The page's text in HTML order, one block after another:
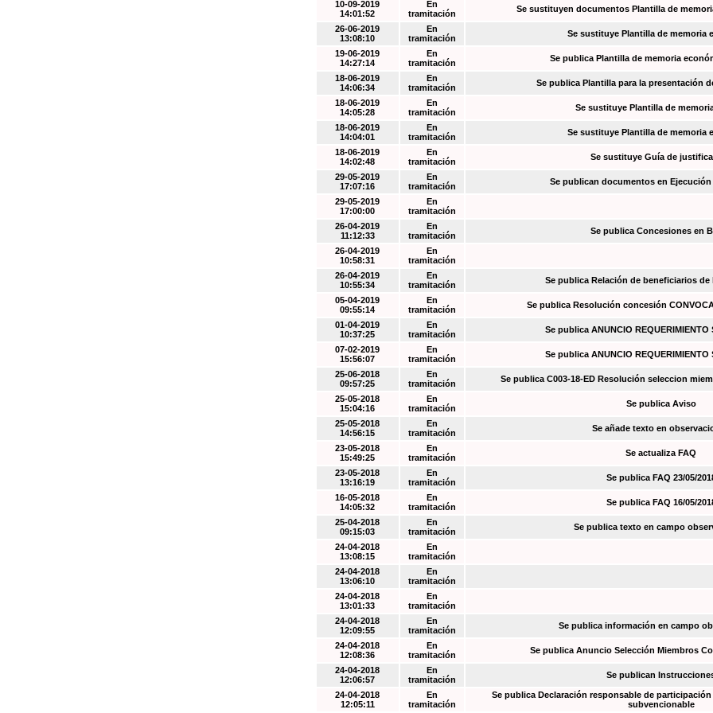
10-09-2019
14:01:52
En
tramitación
Se sustituyen documentos Plantilla de
26-06-2019
13:08:10
En
tramitación
Se sustituye Plantilla de memoria
19-06-2019
14:27:14
En
tramitación
Se publica Plantilla de memoria
18-06-2019
14:06:34
En
tramitación
Se publica Plantilla para la presentación
18-06-2019
14:05:28
En
tramitación
Se sustituye Plantilla de
18-06-2019
14:04:01
En
tramitación
Se sustituye Plantilla de memoria
18-06-2019
14:02:48
En
tramitación
Se sustituye Guía de
29-05-2019
17:07:16
En
tramitación
Se publican documentos en
29-05-2019
17:00:00
En
tramitación
26-04-2019
11:12:33
En
tramitación
Se publica Concesiones en
26-04-2019
10:58:31
En
tramitación
26-04-2019
10:55:34
En
tramitación
Se publica Relación de beneficiarios
05-04-2019
09:55:14
En
tramitación
Se publica Resolución concesión
01-04-2019
10:37:25
En
tramitación
Se publica ANUNCIO REQUERIMIENTO
07-02-2019
15:56:07
En
tramitación
Se publica ANUNCIO REQUERIMIENTO
25-06-2018
09:57:25
En
tramitación
Se publica C003-18-ED Resolución seleccion
25-05-2018
15:04:16
En
tramitación
Se publica Aviso
25-05-2018
14:56:15
En
tramitación
Se añade texto en
23-05-2018
15:49:25
En
tramitación
Se actualiza FAQ
23-05-2018
13:16:19
En
tramitación
Se publica FAQ 23/05/
16-05-2018
14:05:32
En
tramitación
Se publica FAQ 16/05/
25-04-2018
09:15:03
En
tramitación
Se publica texto en campo
24-04-2018
13:08:15
En
tramitación
24-04-2018
13:06:10
En
tramitación
24-04-2018
13:01:33
En
tramitación
24-04-2018
12:09:55
En
tramitación
Se publica información en campo
24-04-2018
12:08:36
En
tramitación
Se publica Anuncio Selección Miembros
24-04-2018
12:06:57
En
tramitación
Se publican
24-04-2018
12:05:11
En
tramitación
Se publica Declaración responsable de
subvencionable